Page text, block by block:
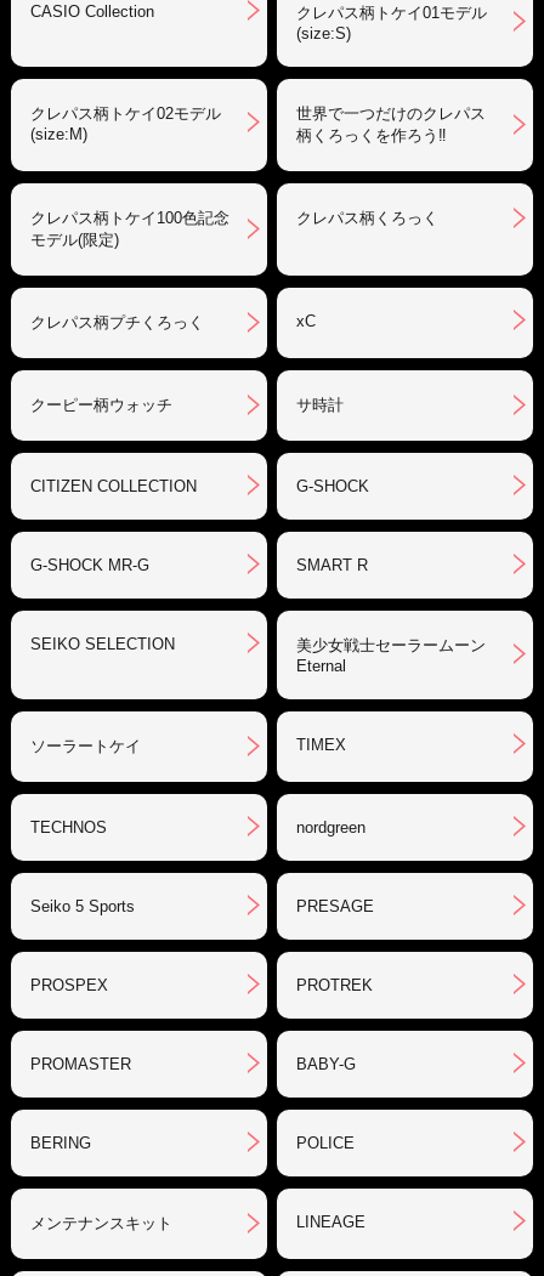
CASIO Collection
クレパス柄トケイ01モデル
(size:S)
クレパス柄トケイ02モデル
(size:M)
世界で一つだけのクレパス
柄くろっくを作ろう‼︎
クレパス柄トケイ100色記念
モデル(限定)
クレパス柄くろっく
クレパス柄プチくろっく xC
クーピー柄ウォッチ サ時計
CITIZEN COLLECTION G-SHOCK
G-SHOCK MR-G SMART R
SEIKO SELECTION
美少女戦士セーラームーン
Eternal
ソーラートケイ TIMEX
TECHNOS nordgreen
Seiko 5 Sports PRESAGE
PROSPEX PROTREK
PROMASTER BABY-G
BERING POLICE
メンテナンスキット LINEAGE